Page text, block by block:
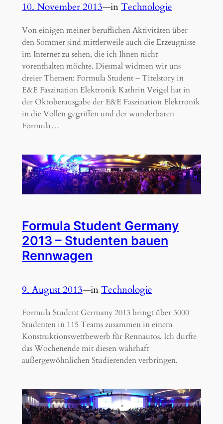
10. November 2013—inTechnologie
Von einigen meiner beruflichen Aktivitäten über
den Sommer sind mittlerweile auch die Erzeugnisse
im Internet zu sehen, die ich Ihnen nicht
vorenthalten möchte. Diesmal widmen wir uns
dreier Themen: Formula Student – Titelstory in
E&E Faszination Elektronik Kathrin Veigel hat in
der Oktoberausgabe der E&E Faszination Elektronik
in die Vollen gegriffen und der wunderbaren
Formula…
Formula Student Germany
2013 – Studenten bauen
Rennwagen
9. August 2013—inTechnologie
Formula Student Germany 2013 bringt über 3000
Studenten in 115 Teams zusammen in einem
Konstruktionswettbewerb für Rennautos. Ich durfte
das Wochenende mit diesen wahrhaft
außergewöhnlichen Studierenden verbringen.